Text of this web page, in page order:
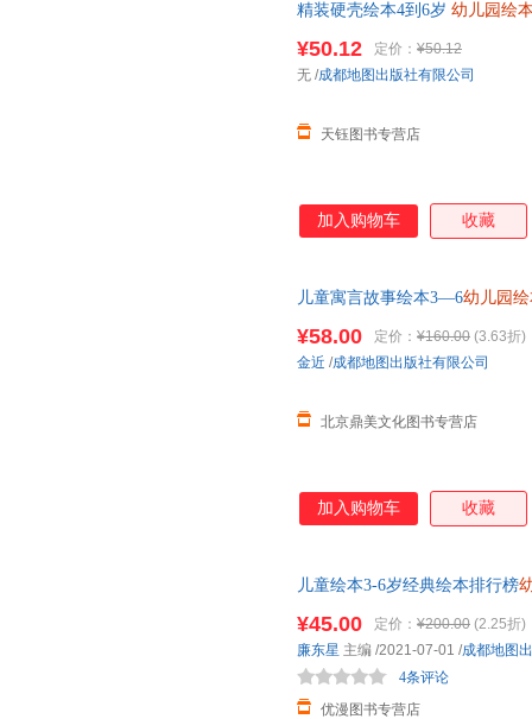
精装硬壳绘本4到6岁 幼儿园绘
¥50.12 定价： ¥50.12
天钰图书专营店
无 /成都地图出版社有限公司
加入购物车 收藏
儿童寓言故事绘本3—6幼儿园
¥58.00 定价： ¥160.00 (3.63折)
北京鼎美文化图书专营店
金近 /成都地图出版社有限公司
加入购物车 收藏
儿童绘本3-6岁经典绘本排行榜
¥45.00 定价： ¥200.00 (2.25折)
优漫图书专营店
4条评论
廉东星 主编 /2021-07-01 /成都地图